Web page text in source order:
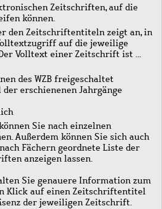
Zeitschriften, auf die
können.
den Zeitschriftentiteln zeigt an, in
auf die jeweilige
Volltext einer Zeitschrift ist …
des WZB freigeschaltet
erschienenen Jahrgänge
Sie nach einzelnen
Außerdem können Sie sich auch
Fächern geordnete Liste der
anzeigen lassen.
Sie genauere Information zum
Klick auf einen Zeitschriftentitel
der jeweiligen Zeitschrift.